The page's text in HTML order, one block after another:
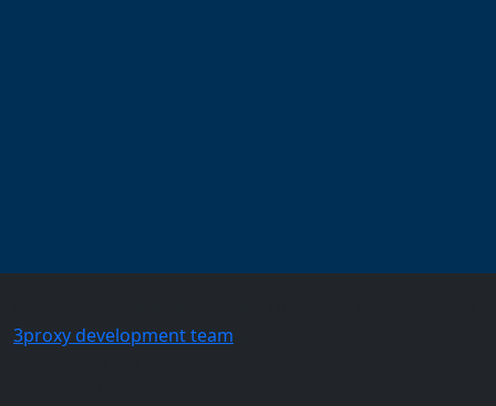
3proxy development team